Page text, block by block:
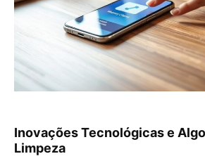
Inovações Tecnológicas e
Limpeza